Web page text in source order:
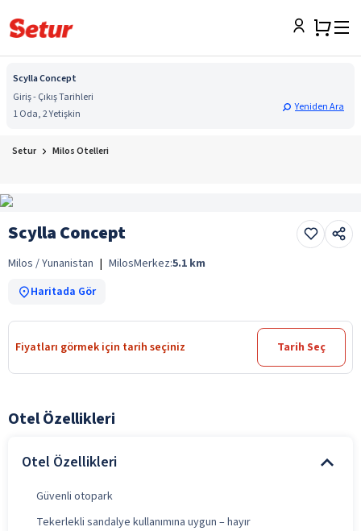
Scylla Concept
Giriş - Çıkış Tarihleri
1 Oda, 2 Yetişkin
Yeniden Ara
Setur Milos Otelleri
Scylla Concept
Milos / Yunanistan | MilosMerkez:5.1 km
Haritada Gör
Fiyatları görmek için tarih seçiniz Tarih Seç
Otel Özellikleri
Otel Özellikleri
Güvenli otopark
Tekerlekli sandalye kullanımına uygun – hayır